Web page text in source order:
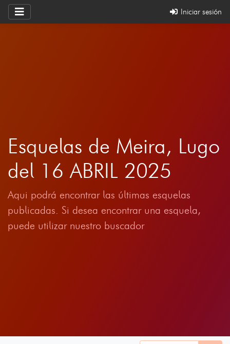
Iniciar sesión
Esquelas de Meira, Lugo
del 16 ABRIL 2025
Aqui podrá encontrar las últimas esquelas
publicadas. Si desea encontrar una esquela,
puede utilizar nuestro buscador